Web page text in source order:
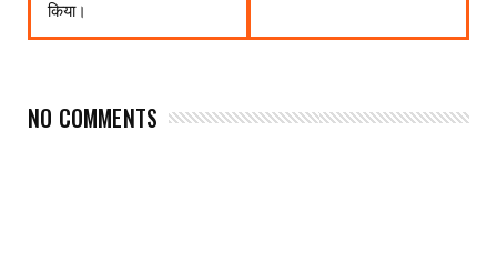
किया।
NO COMMENTS